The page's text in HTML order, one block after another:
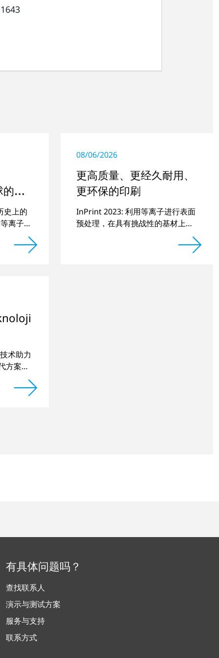
旅
史上的
离子系
08/06/2026
更高质量、更经久耐用、
更环保的印刷
InPrint 2023: 利用等离子进行表面
预处理，在具有挑战性的基材上印
术助力
方案，
有具体问题吗？
查找联系人
演示与测试方案
服务与支持
联系方式